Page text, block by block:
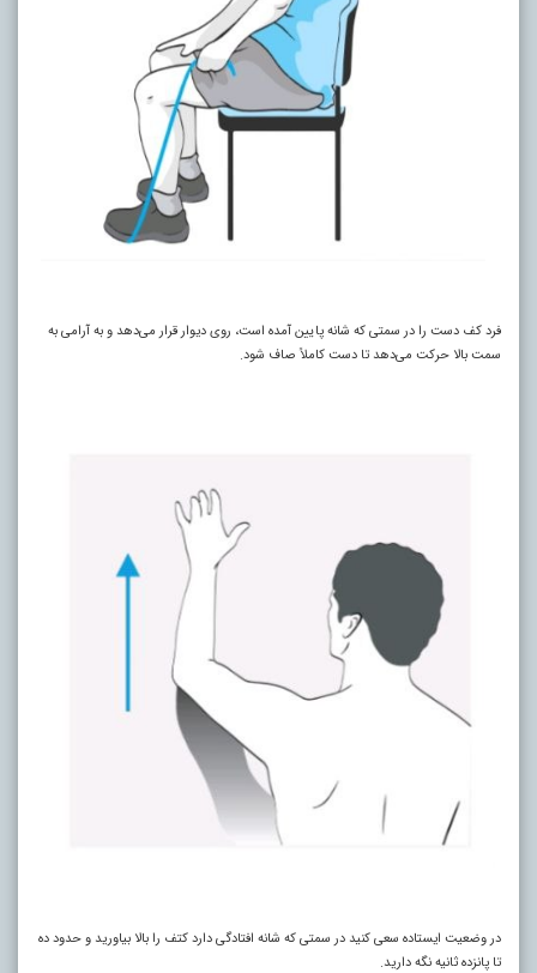
فرد کف دست را در سمتی که شانه پایین آمده است، روی دیوار قرار می‌دهد و به آرامی به
سمت بالا حرکت می‌دهد تا دست کاملاً صاف شود.
در وضعیت ایستاده سعی کنید در سمتی که شانه افتادگی دارد کتف را بالا بیاورید و حدود ده
تا پانزده ثانیه نگه دارید.